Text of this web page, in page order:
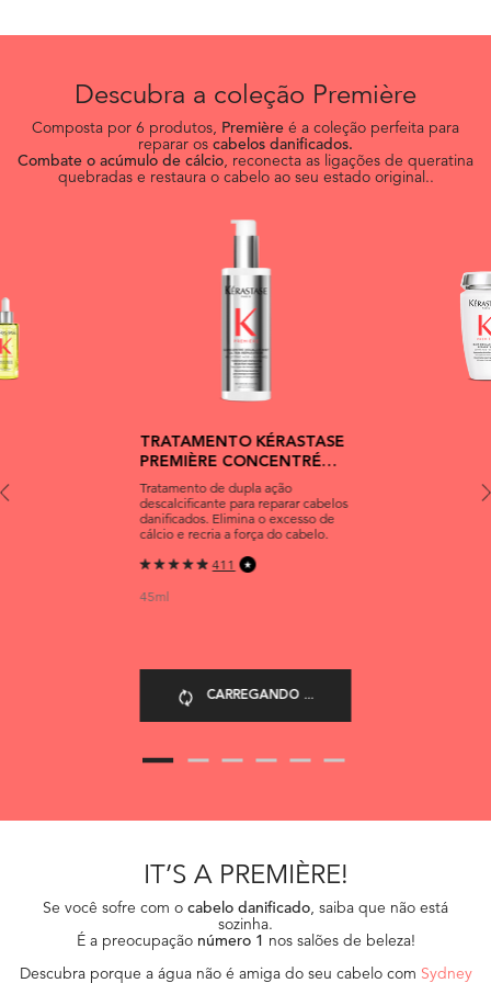
Descubra a coleção Première
Composta por 6 produtos, Première é a coleção perfeita para
reparar os cabelos danificados.
Combate o acúmulo de cálcio, reconecta as ligações de queratina
quebradas e restaura o cabelo ao seu estado original..
TRATAMENTO KÉRASTASE
PREMIÈRE CONCENTRÉ
DÉCALCIFIANT ULTRA-
RÉPARATEUR
Tratamento de dupla ação
descalcificante para reparar cabelos
danificados. Elimina o excesso de
cálcio e recria a força do cabelo.
411
45ml
CARREGANDO ...
IT’S A PREMIÈRE!
Se você sofre com o cabelo danificado, saiba que não está
sozinha.
É a preocupação número 1 nos salões de beleza!
Descubra porque a água não é amiga do seu cabelo com Sydney